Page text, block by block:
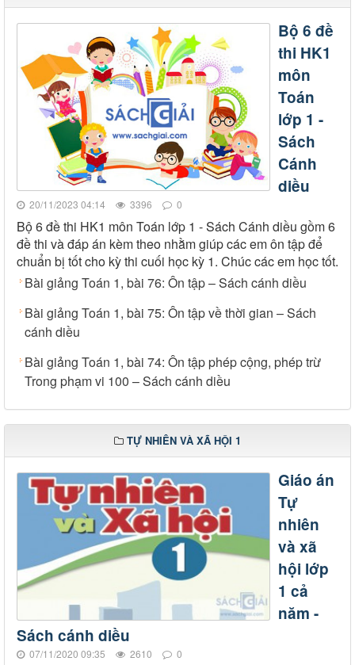
Bộ 6 đề
thi HK1
môn
Toán
lớp 1 -
Sách
Cánh
diều
20/11/2023 04:14 3396 0
Bộ 6 đề thi HK1 môn Toán lớp 1 - Sách Cánh diều gồm 6
đề thi và đáp án kèm theo nhằm giúp các em ôn tập để
chuẩn bị tốt cho kỳ thi cuối học kỳ 1. Chúc các em học tốt.
Bài giảng Toán 1, bài 76: Ôn tập – Sách cánh diều
Bài giảng Toán 1, bài 75: Ôn tập về thời gian – Sách
cánh diều
Bài giảng Toán 1, bài 74: Ôn tập phép cộng, phép trừ
Trong phạm vi 100 – Sách cánh diều
TỰ NHIÊN VÀ XÃ HỘI 1
Giáo án
Tự
nhiên
và xã
hội lớp
1 cả
năm -
Sách cánh diều
07/11/2020 09:35 2610 0